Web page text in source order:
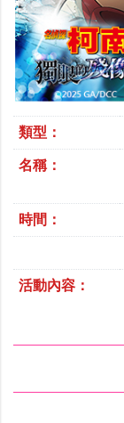
類型：
名稱：
時間：
活動內容：